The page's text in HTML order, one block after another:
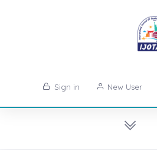
Sign in New User